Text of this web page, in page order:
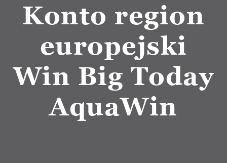
Konto region
europejski
Win Big Today
AquaWin